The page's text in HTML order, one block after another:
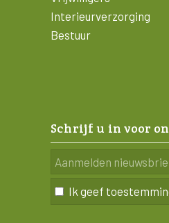
Interieurverzorging
Bestuur
Schrijf u in voor
Ik geef